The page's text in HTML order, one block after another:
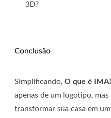
3D?
Conclusão
Simplificando, O que é
apenas de um logotipo,
transformar sua casa em